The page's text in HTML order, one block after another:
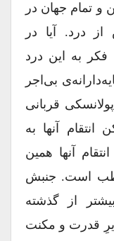
تمام جهان در
درد. آیا در
به این درد
بی‌اجر
قربانی
آنها به
آنها همین
است. جنبش
از گذشته
قدرت و مکنت